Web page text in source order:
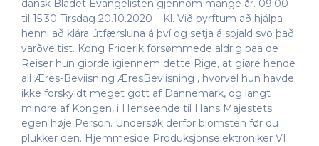
dansk Bladet Evangelisten gjennom mange år. 09.00
til 15.30 Tirsdag 20.10.2020 – Kl. Við þyrftum að hjálpa
henni að klára útfærsluna á því og setja á spjald svo það
varðveitist. Kong Friderik forsømmede aldrig paa de
Reiser hun giorde igiennem dette Rige, at giøre hende
all Æres-Beviisning ÆresBeviisning , hvorvel hun havde
ikke forskyldt meget gott af Dannemark, og langt
mindre af Kongen, i Henseende til Hans Majestets
egen høje Person. Undersøk derfor blomsten før du
plukker den. Hjemmeside Produksjonselektroniker VI